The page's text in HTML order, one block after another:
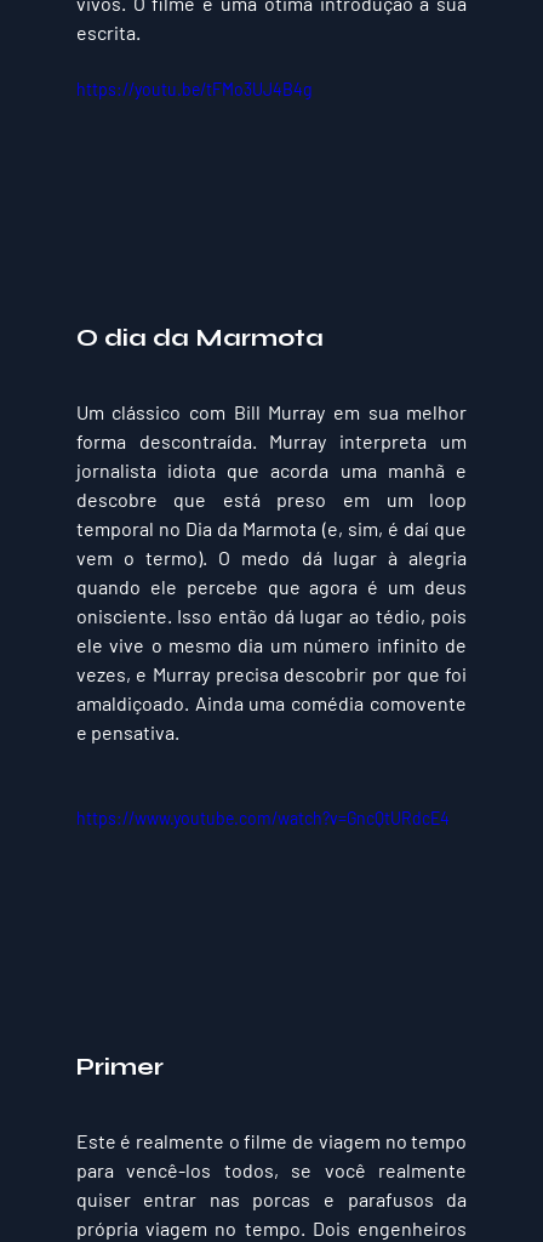
escrita.
https://youtu.be/tFMo3UJ4B4g
O dia da Marmota
Um clássico com Bill Murray em sua melhor
forma descontraída. Murray interpreta um
jornalista idiota que acorda uma manhã e
descobre que está preso em um loop
temporal no Dia da Marmota (e, sim, é daí que
vem o termo). O medo dá lugar à alegria
quando ele percebe que agora é um deus
onisciente. Isso então dá lugar ao tédio, pois
ele vive o mesmo dia um número infinito de
vezes, e Murray precisa descobrir por que foi
amaldiçoado. Ainda uma comédia comovente
e pensativa.
https://www.youtube.com/watch?v=GncQtURdcE4
Primer
Este é realmente o filme de viagem no tempo
para vencê-los todos, se você realmente
quiser entrar nas porcas e parafusos da
própria viagem no tempo. Dois engenheiros